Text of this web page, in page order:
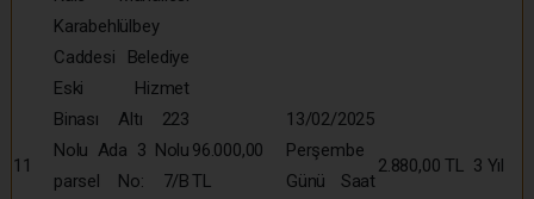
11
Karabehlülbey
Caddesi Belediye
Eski Hizmet
Binası Altı 223
Nolu Ada 3 Nolu
parsel No: 7/B
96.000,00
TL
13/02/2025
Perşembe
Günü Saat
2.880,00 TL 3 Yıl